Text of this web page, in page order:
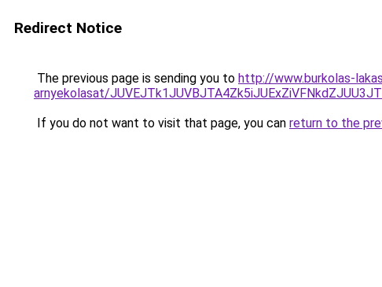
Redirect Notice
The previous page is sending you to http://www.burkolas-
arnyekolasat/
If you do not want to visit that page, you can return to the